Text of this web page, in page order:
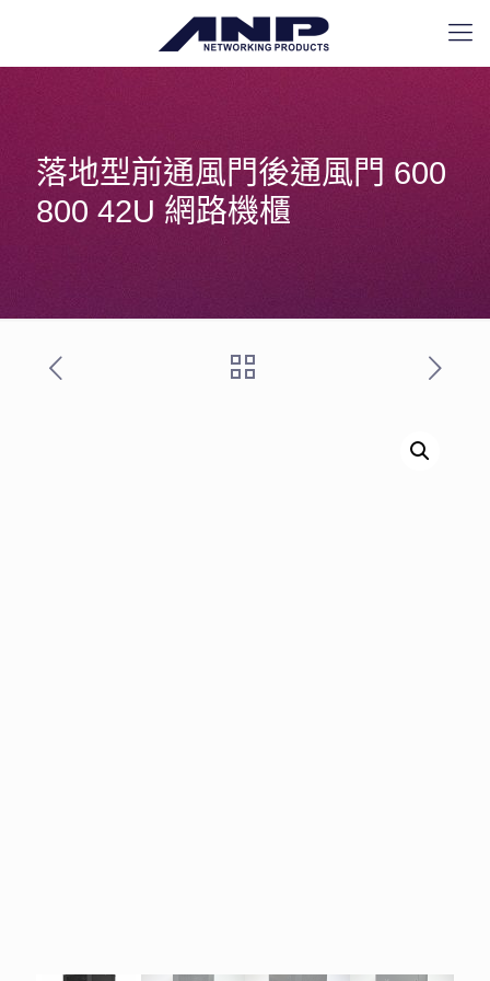
落地型前通風門後通風門 600
800 42U 網路機櫃